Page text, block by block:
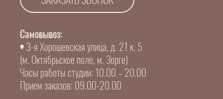
Самовывоз:
3-я Хорошевская улица, д. 21 к. 5
(м. Октябрьское поле, м. Зорге)
Часы работы студии: 10.00 – 20.00
Прием заказов: 09.00-20.00